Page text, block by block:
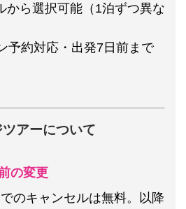
から選択可能（1泊ずつ異な
予約対応・出発7日前まで
アーについて
の変更
のキャンセルは無料。以降